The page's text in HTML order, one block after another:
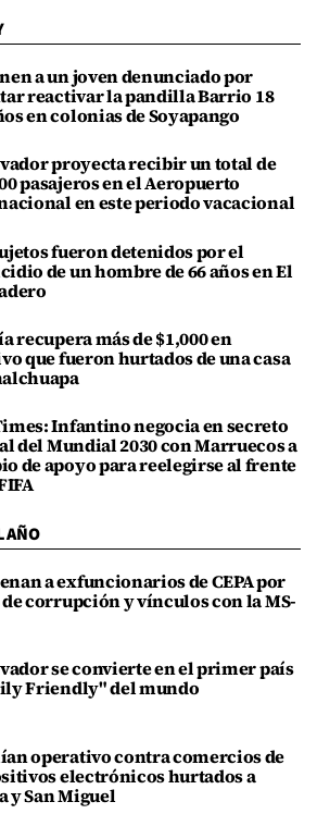
a un joven denunciado por
reactivar la pandilla Barrio 18
en colonias de Soyapango
proyecta recibir un total de
pasajeros en el Aeropuerto
en este periodo vacacional
fueron detenidos por el
de un hombre de 66 años en El
recupera más de $1,000 en
que fueron hurtados de una casa
Infantino negocia en secreto
del Mundial 2030 con Marruecos a
de apoyo para reelegirse al frente
AÑO
a exfuncionarios de CEPA por
corrupción y vínculos con la MS-
se convierte en el primer país
Friendly" del mundo
operativo contra comercios de
electrónicos hurtados a
y San Miguel